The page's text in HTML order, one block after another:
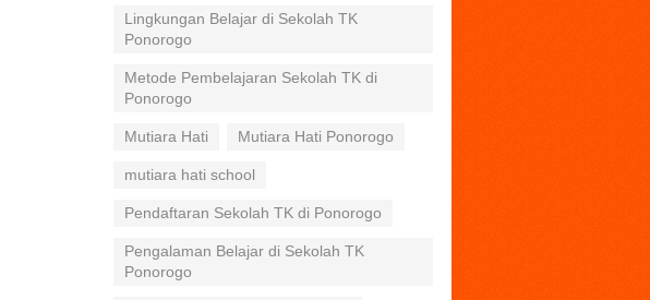
Lingkungan Belajar di Sekolah TK
Ponorogo
Metode Pembelajaran Sekolah TK di
Ponorogo
Mutiara Hati Mutiara Hati Ponorogo
mutiara hati school
Pendaftaran Sekolah TK di Ponorogo
Pengalaman Belajar di Sekolah TK
Ponorogo